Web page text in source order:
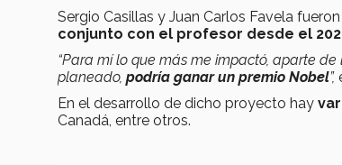
Sergio Casillas y Juan Carlos Favela
conjunto con el profesor desde el
“Para mí lo que más me impactó, aparte
planeado, podría ganar un premio Nobel”,
En el desarrollo de dicho proyecto hay
Canadá, entre otros.